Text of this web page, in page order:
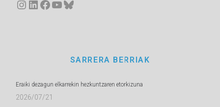
Instagram
LinkedIn
Facebook
YouTube
Bluesky
SARRERA BERRIAK
Eraiki dezagun elkarrekin hezkuntzaren etorkizuna
2026/07/21